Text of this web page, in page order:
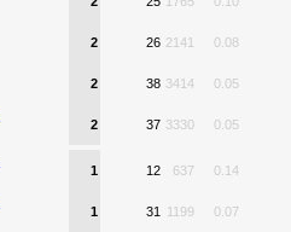
2 26 2141 0.08
2 38 3414 0.05
2 37 3330 0.05
1 12 637 0.14
1 31 1199 0.07